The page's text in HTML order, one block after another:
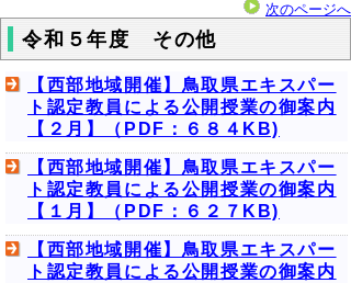
次のページへ
令和５年度 その他
【西部地域開催】鳥取県エキスパー
ト認定教員による公開授業の御案内
【２月】（PDF：６８４KB)
【西部地域開催】鳥取県エキスパー
ト認定教員による公開授業の御案内
【１月】（PDF：６２７KB)
【西部地域開催】鳥取県エキスパー
ト認定教員による公開授業の御案内